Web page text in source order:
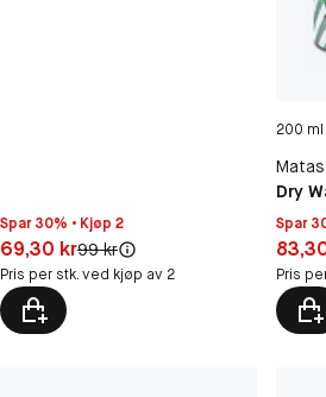
Spar 30% • Kjøp 2
Pris: 69,30 kr
69,30 krOriginal pris:
99 kr
Pris per stk. ved kjøp av 2
200 ml
Dry
Spar
Pris:
Pris